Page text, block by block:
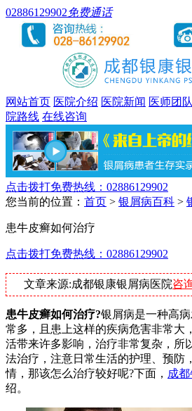
02886129902免费通话
网站首页 医院介绍 医院新闻 医师团队
院路线 在线咨询
点击拨打免费热线：02886129902
您当前的位置： 首页 > 银屑病百科 >
患牛皮癣如何治疗
点击拨打免费热线：02886129902
文章来源:成都银康银屑病医院咨
患牛皮癣如何治疗?银屑病是一种高
常多，且患上这样的疾病危害非常大
活带来许多影响，治疗非常复杂，所
法治疗，注意日常生活的护理、预防
情，那该怎么治疗较好呢?下面， 成
绍。